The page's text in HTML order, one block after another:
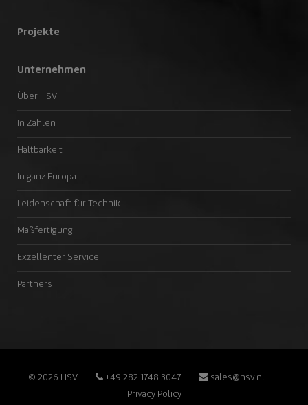
Projekte
Unternehmen
Über HSV
In Zahlen
Haltbarkeit
In ganz Europa
Leidenschaft für Technik
Maßfertigung
Exzellenter Service
Partners
© 2026 HSV +49 282 1748 3047
sales@hsv.nl
Privacy Policy